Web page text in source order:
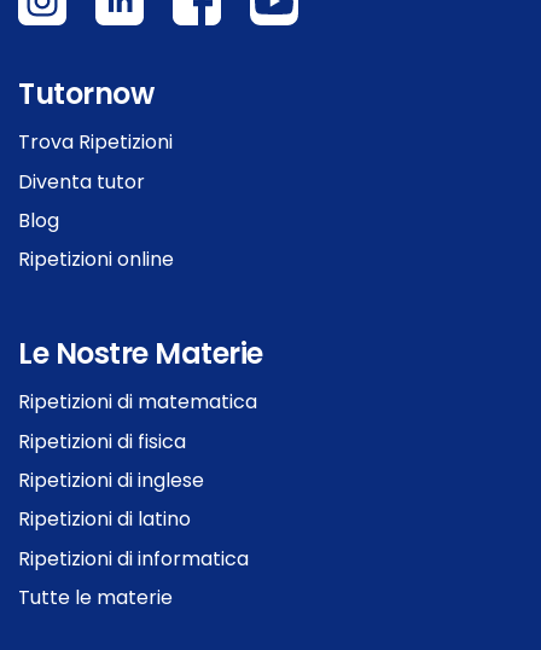
Tutornow
Trova Ripetizioni
Diventa tutor
Blog
Ripetizioni online
Le Nostre Materie
Ripetizioni di matematica
Ripetizioni di fisica
Ripetizioni di inglese
Ripetizioni di latino
Ripetizioni di informatica
Tutte le materie